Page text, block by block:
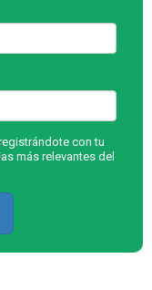
con tu
más relevantes del